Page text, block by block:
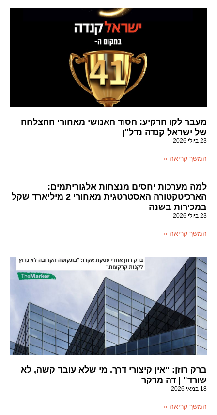
מעבר לקו הרקיע: הסוד האנושי מאחורי ההצלחה
של ישראל קנדה נדל"ן
23 ביולי 2026
המשך קריאה »
למה מערכות יחסים מנצחות אלגוריתמים:
הארכיטקטורה האסטרטגית מאחורי 2 מיליארד שקל
במכירות בשנה
23 ביולי 2026
המשך קריאה »
ברק רוזן: "אין קיצורי דרך. מי שלא עובד קשה, לא
שורד" | דה מרקר
18 במאי 2026
המשך קריאה »